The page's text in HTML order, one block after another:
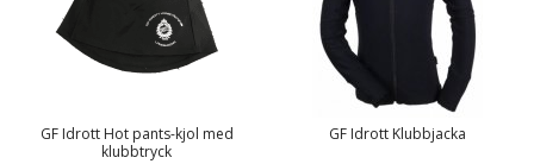
GF Idrott Hot pants-kjol med
klubbtryck
GF Idrott Klubbjacka